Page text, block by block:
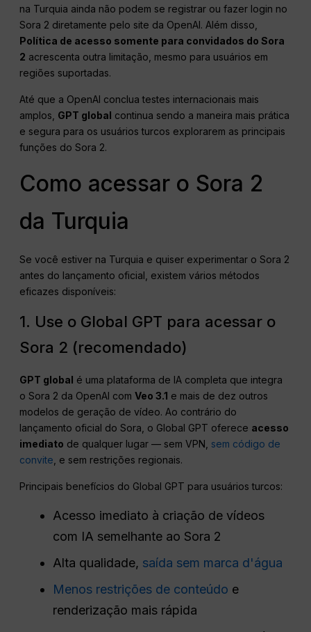
na Turquia ainda não podem se registrar ou fazer login no
Sora 2 diretamente pelo site da OpenAI. Além disso,
Política de acesso somente para convidados do Sora
2 acrescenta outra limitação, mesmo para usuários em
regiões suportadas.
Até que a OpenAI conclua testes internacionais mais
amplos, GPT global continua sendo a maneira mais prática
e segura para os usuários turcos explorarem as principais
funções do Sora 2.
Como acessar o Sora 2
da Turquia
Se você estiver na Turquia e quiser experimentar o Sora 2
antes do lançamento oficial, existem vários métodos
eficazes disponíveis:
1. Use o Global GPT para acessar o
Sora 2 (recomendado)
GPT global é uma plataforma de IA completa que integra
o Sora 2 da OpenAI comVeo 3.1 e mais de dez outros
modelos de geração de vídeo. Ao contrário do
lançamento oficial do Sora, o Global GPT oferece acesso
imediato de qualquer lugar — sem VPN, sem código de
convite, e sem restrições regionais.
Principais benefícios do Global GPT para usuários turcos:
Acesso imediato à criação de vídeos
com IA semelhante ao Sora 2
Alta qualidade, saída sem marca d'água
Menos restrições de conteúdo e
renderização mais rápida